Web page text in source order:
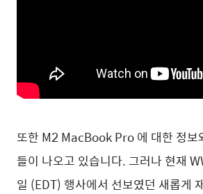
또한 M2 MacBook Pro 에 대한 정보
들이 나오고 있습니다. 그러나 현재
일 (EDT) 행사에서 선보였던 새롭게